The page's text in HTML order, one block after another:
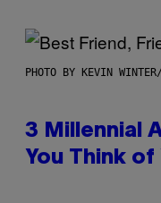
PHOTO BY KEVIN
3 Millennial
You Think of